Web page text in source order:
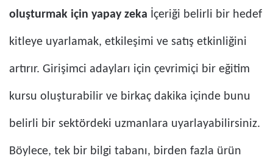
oluşturmak için yapay zeka İçeriği belirli bir hedef
kitleye uyarlamak, etkileşimi ve satış etkinliğini
artırır. Girişimci adayları için çevrimiçi bir eğitim
kursu oluşturabilir ve birkaç dakika içinde bunu
belirli bir sektördeki uzmanlara uyarlayabilirsiniz.
Böylece, tek bir bilgi tabanı, birden fazla ürün